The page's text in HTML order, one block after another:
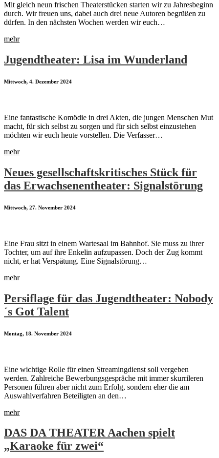
Mit gleich neun frischen Theaterstücken starten wir zu Jahresbeginn
durch. Wir freuen uns, dabei auch drei neue Autoren begrüßen zu
dürfen. In den nächsten Wochen werden wir euch…
mehr
Jugendtheater: Lisa im Wunderland
Mittwoch, 4. Dezember 2024
Eine fantastische Komödie in drei Akten, die jungen Menschen Mut
macht, für sich selbst zu sorgen und für sich selbst einzustehen
möchten wir euch heute vorstellen. Die Verfasser…
mehr
Neues gesellschaftskritisches Stück für
das Erwachsenentheater: Signalstörung
Mittwoch, 27. November 2024
Eine Frau sitzt in einem Wartesaal im Bahnhof. Sie muss zu ihrer
Tochter, um auf ihre Enkelin aufzupassen. Doch der Zug kommt
nicht, er hat Verspätung. Eine Signalstörung…
mehr
Persiflage für das Jugendtheater: Nobody
´s Got Talent
Montag, 18. November 2024
Eine wichtige Rolle für einen Streamingdienst soll vergeben
werden. Zahlreiche Bewerbungsgespräche mit immer skurrileren
Personen führen aber nicht zum Erfolg, sondern eher die am
Auswahlverfahren Beteiligten an den…
mehr
DAS DA THEATER Aachen spielt
„Karaoke für zwei“